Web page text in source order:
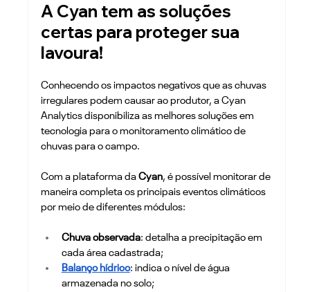
A Cyan tem as soluções
certas para proteger sua
lavoura!
Conhecendo os impactos negativos que as chuvas
irregulares podem causar ao produtor, a Cyan
Analytics disponibiliza as melhores soluções em
tecnologia para o monitoramento climático de
chuvas para o campo.
Com a plataforma da Cyan, é possível monitorar de
maneira completa os principais eventos climáticos
por meio de diferentes módulos:
Chuva observada: detalha a precipitação em
cada área cadastrada;
Balanço hídrico: indica o nível de água
armazenada no solo;